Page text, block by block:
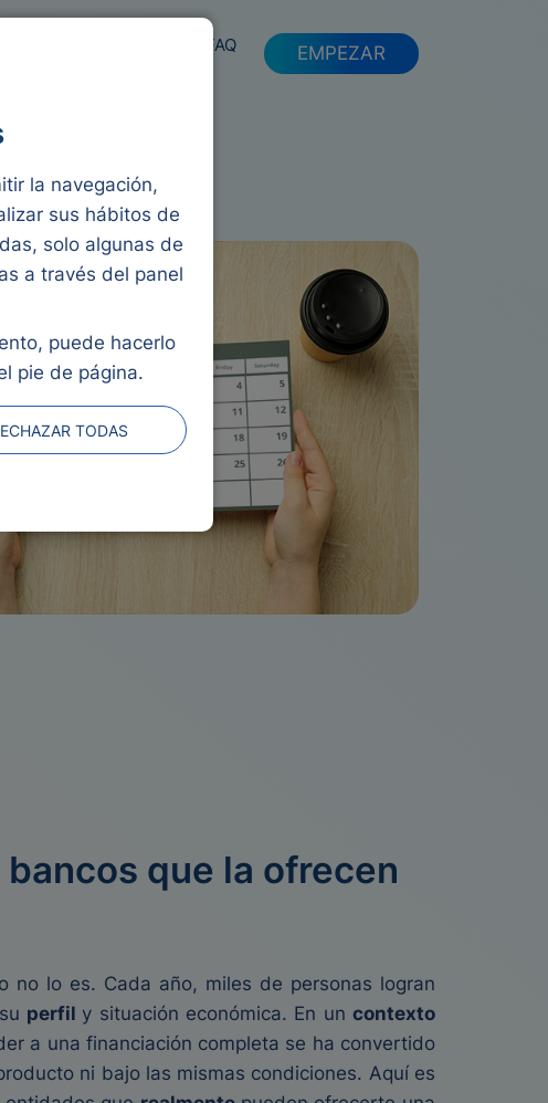
la navegación,
sus hábitos de
solo algunas de
a través del panel
puede hacerlo
pie de página.
TODAS
FAQ EMPEZAR
que la ofrecen
no lo es. Cada año, miles de personas logran
perfil y situación económica. En uncontexto
a una financiación completa se ha convertido
ni bajo las mismas condiciones. Aquí es